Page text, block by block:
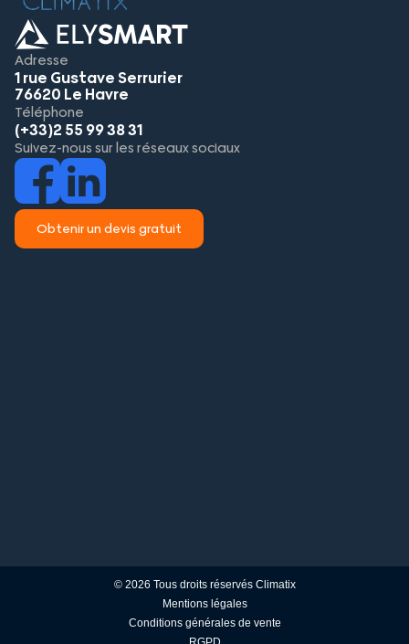
Adresse
1 rue Gustave Serrurier
76620 Le Havre
Téléphone
(+33)2 55 99 38 31
Suivez-nous sur les réseaux sociaux
Obtenir un devis gratuit
© 2026 Tous droits réservés Climatix
Mentions légales
Conditions générales de vente